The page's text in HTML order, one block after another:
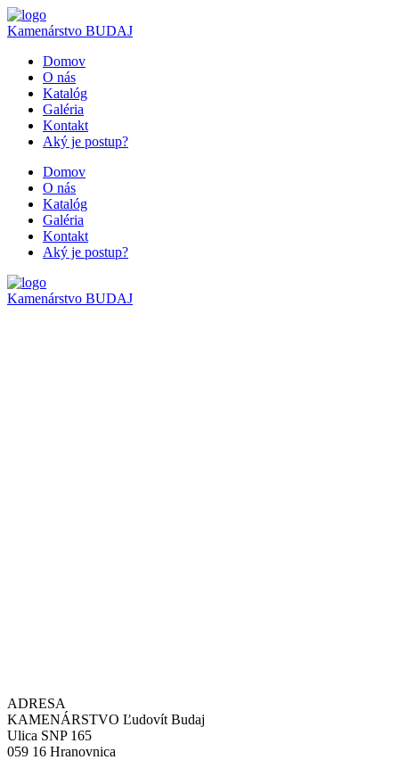
Kamenárstvo BUDAJ
Domov
O nás
Katalóg
Galéria
Kontakt
Aký je postup?
Domov
O nás
Katalóg
Galéria
Kontakt
Aký je postup?
Kamenárstvo BUDAJ
ADRESA
KAMENÁRSTVO Ľudovít Budaj
Ulica SNP 165
059 16 Hranovnica